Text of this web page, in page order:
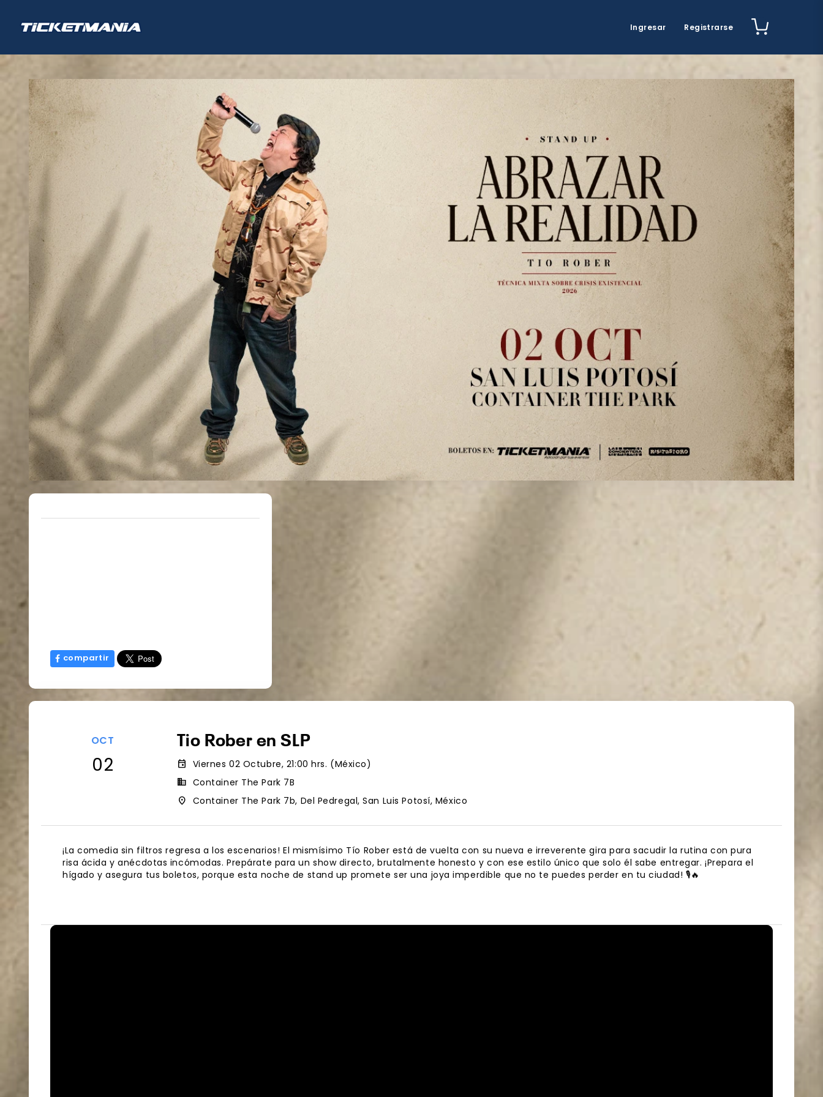
Ingresar Registrarse
compartir
OCT
02
Tio Rober en SLP
event Viernes 02 Octubre, 21:00 hrs. (México)
business Container The Park 7B
place Container The Park 7b, Del Pedregal, San Luis Potosí, México
¡La comedia sin filtros regresa a los escenarios! El mismísimo Tío Rober está de vuelta con su nueva e irreverente gira para sacudir la rutina con pura
risa ácida y anécdotas incómodas. Prepárate para un show directo, brutalmente honesto y con ese estilo único que solo él sabe entregar. ¡Prepara el
hígado y asegura tus boletos, porque esta noche de stand up promete ser una joya imperdible que no te puedes perder en tu ciudad! 🎙️🔥